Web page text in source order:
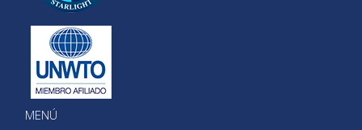
MENÚ